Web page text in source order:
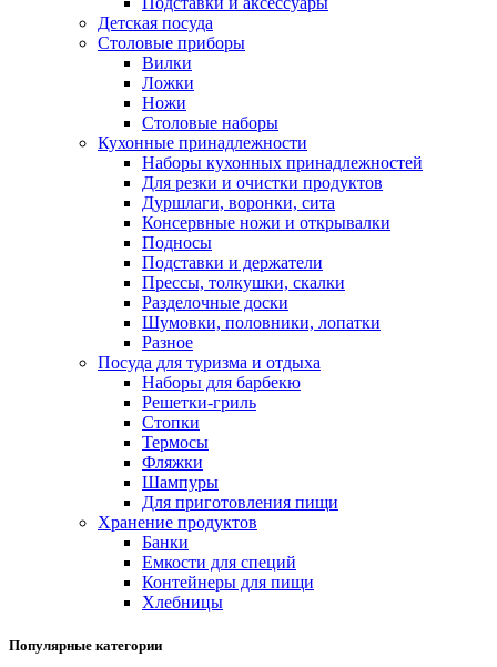
Детская посуда
Столовые приборы
Вилки
Ложки
Ножи
Столовые наборы
Кухонные принадлежности
Наборы кухонных принадлежностей
Для резки и очистки продуктов
Дуршлаги, воронки, сита
Консервные ножи и открывалки
Подносы
Подставки и держатели
Прессы, толкушки, скалки
Разделочные доски
Шумовки, половники, лопатки
Разное
Посуда для туризма и отдыха
Наборы для барбекю
Решетки-гриль
Стопки
Термосы
Фляжки
Шампуры
Для приготовления пищи
Хранение продуктов
Банки
Емкости для специй
Контейнеры для пищи
Хлебницы
Популярные категории